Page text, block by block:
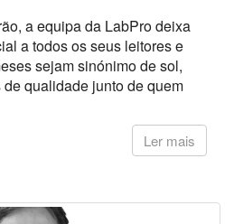
a equipa da LabPro deixa
a todos os seus leitores e
sejam sinónimo de sol,
qualidade junto de quem
Ler mais